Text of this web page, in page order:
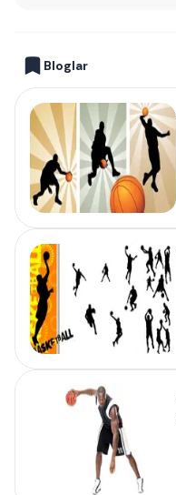
Bloglar